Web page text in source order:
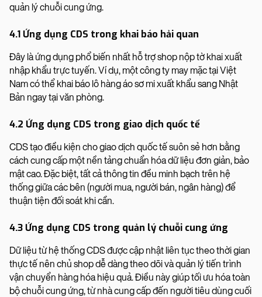
quản lý chuỗi cung ứng.
4.1 Ứng dụng CDS trong khai báo hải quan
Đây là ứng dụng phổ biến nhất hỗ trợ shop nộp tờ khai xuất
nhập khẩu trực tuyến. Ví dụ, một công ty may mặc tại Việt
Nam có thể khai báo lô hàng áo sơ mi xuất khẩu sang Nhật
Bản ngay tại văn phòng.
4.2 Ứng dụng CDS trong giao dịch quốc tế
CDS tạo điều kiện cho giao dịch quốc tế suôn sẻ hơn bằng
cách cung cấp một nền tảng chuẩn hóa dữ liệu đơn giản, bảo
mật cao. Đặc biệt, tất cả thông tin đều minh bạch trên hệ
thống giữa các bên (người mua, người bán, ngân hàng) để
thuận tiện đối soát khi cần.
4.3 Ứng dụng CDS trong quản lý chuỗi cung ứng
Dữ liệu từ hệ thống CDS được cập nhật liên tục theo thời gian
thực tế nên chủ shop dễ dàng theo dõi và quản lý tiến trình
vận chuyển hàng hóa hiệu quả. Điều này giúp tối ưu hóa toàn
bộ chuỗi cung ứng, từ nhà cung cấp đến người tiêu dùng cuối